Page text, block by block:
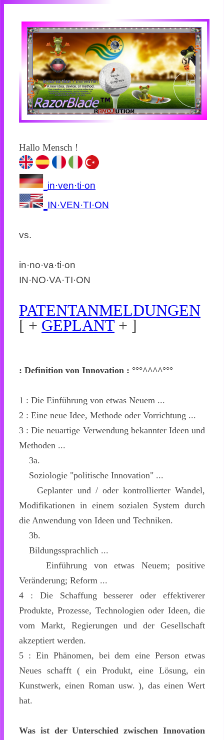
Hallo Mensch !
in·ven·ti·on
IN·VEN·TI·ON
vs.
in·no·va·ti·on
IN·NO·VA·TI·ON
PATENTANMELDUNGEN
[ + GEPLANT + ]
: Definition von Innovation : °°°^^^^°°°
1 : Die Einführung von etwas Neuem ...
2 : Eine neue Idee, Methode oder Vorrichtung ...
3 : Die neuartige Verwendung bekannter Ideen und
Methoden ...
3a.
Soziologie "politische Innovation" ...
Geplanter und / oder kontrollierter Wandel,
Modifikationen in einem sozialen System durch
die Anwendung von Ideen und Techniken.
3b.
Bildungssprachlich ...
Einführung von etwas Neuem; positive
Veränderung; Reform ...
4 : Die Schaffung besserer oder effektiverer
Produkte, Prozesse, Technologien oder Ideen, die
vom Markt, Regierungen und der Gesellschaft
akzeptiert werden.
5 : Ein Phänomen, bei dem eine Person etwas
Neues schafft ( ein Produkt, eine Lösung, ein
Kunstwerk, einen Roman usw. ), das einen Wert
hat.
Was ist der Unterschied zwischen Innovation